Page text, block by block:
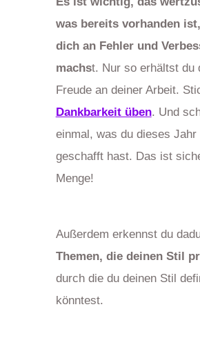
was bereits vorhanden
dich an Fehler und
machst. Nur so erhältst du
Freude an deiner Arbeit.
Dankbarkeit üben. Und
einmal, was du dieses Jahr
geschafft hast. Das ist
Menge!
Außerdem erkennst du
Themen, die deinen Stil
durch die du deinen Stil
könntest.